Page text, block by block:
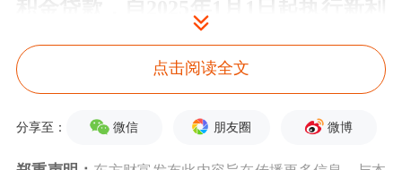
率。2024年5月18日（含）后新发放的
个人住房公积金贷款，将直接按照调整
后的新利率执行。住房城乡建设部表
点击阅读全文
分享至： 微信 朋友圈 微博